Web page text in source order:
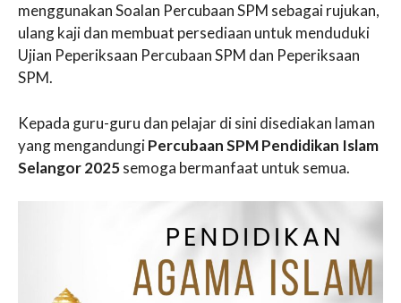
menggunakan Soalan Percubaan SPM sebagai rujukan,
ulang kaji dan membuat persediaan untuk menduduki
Ujian Peperiksaan Percubaan SPM dan Peperiksaan
SPM.
Kepada guru-guru dan pelajar di sini disediakan laman
yang mengandungiPercubaan SPM Pendidikan Islam
Selangor 2025semoga bermanfaat untuk semua.